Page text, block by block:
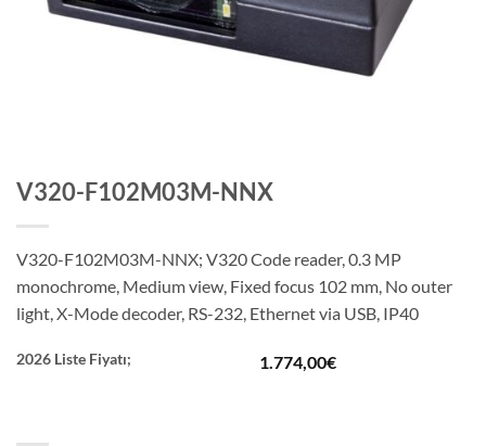
V320-F102M03M-NNX
V320-F102M03M-NNX; V320 Code reader, 0.3 MP
monochrome, Medium view, Fixed focus 102 mm, No outer
light, X-Mode decoder, RS-232, Ethernet via USB, IP40
2026 Liste Fiyatı; 1.774,00€